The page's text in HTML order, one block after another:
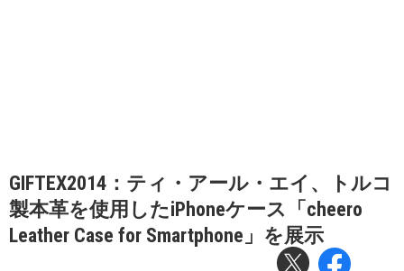
GIFTEX2014：ティ・アール・エイ、トルコ
製本革を使用したiPhoneケース「cheero
Leather Case for Smartphone」を展示